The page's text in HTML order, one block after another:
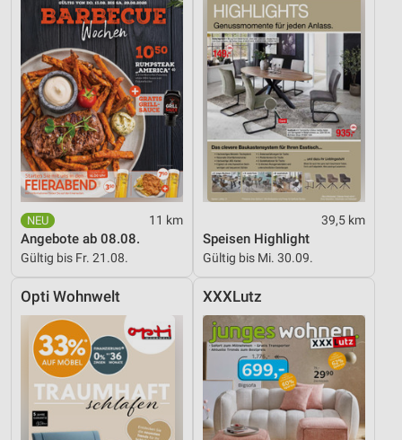
11 km
Angebote ab 08.08.
Gültig bis Fr. 21.08.
39,5 km
Speisen Highlight
Gültig bis Mi. 30.09.
Opti Wohnwelt XXXLutz